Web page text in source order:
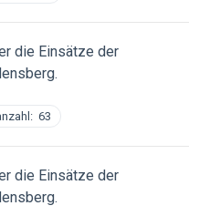
die Einsätze der
63
die Einsätze der